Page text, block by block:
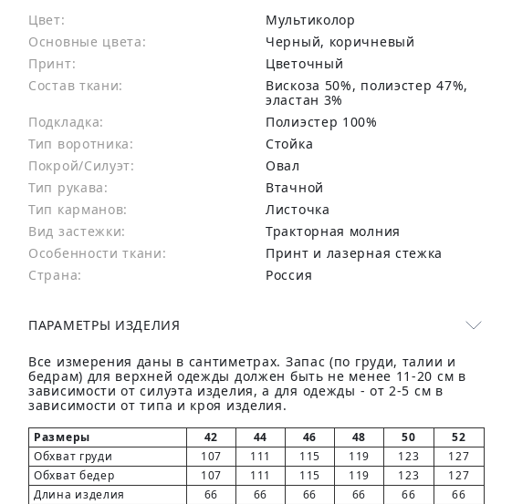
Цвет:
Мультиколор
Основные цвета:
черный, коричневый
Принт:
Цветочный
Состав ткани:
вискоза 50%, полиэстер 47%,
эластан 3%
Подкладка:
Полиэстер 100%
Тип воротника:
Стойка
Покрой/Силуэт:
Овал
Тип рукава:
Втачной
Тип карманов:
Листочка
Вид застежки:
Тракторная молния
Особенности ткани:
Принт и лазерная стежка
Страна:
Россия
ПАРАМЕТРЫ ИЗДЕЛИЯ
Все измерения даны в сантиметрах. Запас (по груди, талии и
бедрам) для верхней одежды должен быть не менее 11-20 см в
зависимости от силуэта изделия, а для одежды - от 2-5 см в
зависимости от типа и кроя изделия.
Размеры 42 44 46 48 50
52
Обхват груди
107 111 115 119 123
127
Обхват бедер
107 111 115 119 123
127
Длина изделия
66 66 66 66 66
66